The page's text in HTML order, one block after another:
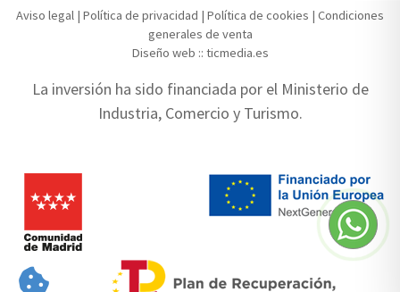
Aviso legal | Política de privacidad | Política de cookies | Condiciones
generales de venta
Diseño web :: ticmedia.es
La inversión ha sido financiada por el Ministerio de
Industria, Comercio y Turismo.